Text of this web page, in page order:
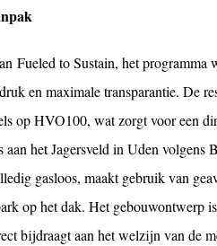
Fueled to Sustain, het programma
en maximale transparantie. De
op HVO100, wat zorgt voor een
aan het Jagersveld in Uden
gasloos, maakt gebruik van
op het dak. Het gebouwontwerp
bijdraagt aan het welzijn van de